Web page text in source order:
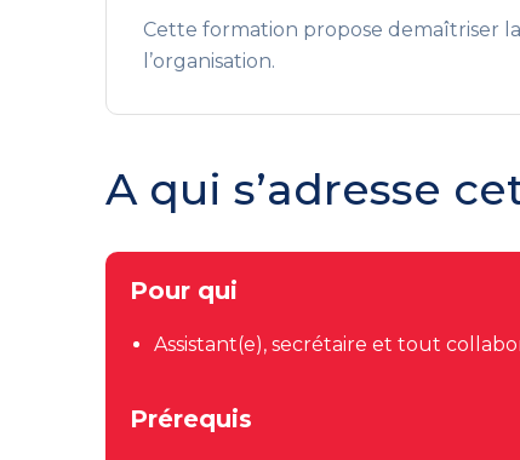
Cette formation propose demaîtriser
l’organisation.
A qui s’adresse
Pour qui
Assistant(e), secrétaire et tout
Prérequis